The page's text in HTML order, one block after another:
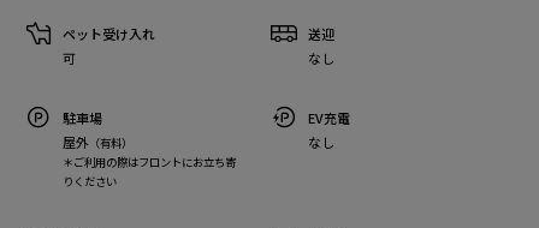
ペット受け入れ
可
送迎
なし
駐車場
屋外 （有料）
＊ご利用の際はフロントにお立ち寄
りください
EV充電
なし